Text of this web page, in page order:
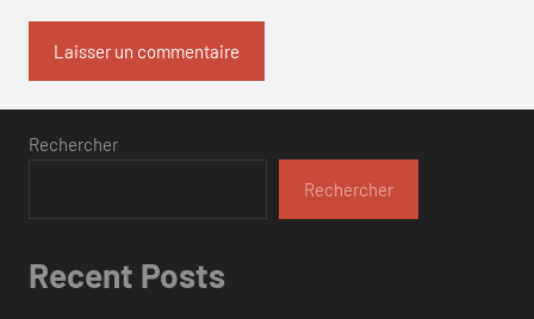
Rechercher
Rechercher
Recent Posts